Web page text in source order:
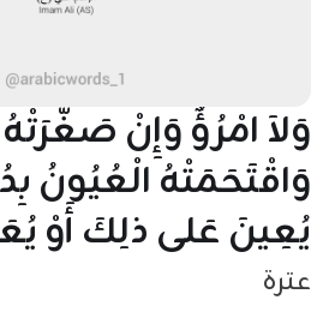
وَلاَ امْرُؤٌ وَإِنْ
وَاقْتَحَمَتْهُ الْعُيُونُ
يُعِينَ عَلى ذلِكَ أَوْ
عترة